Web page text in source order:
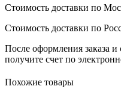
Стоимость доставки по
Стоимость доставки по
После оформления заказа и
получите счет по
Похожие товары